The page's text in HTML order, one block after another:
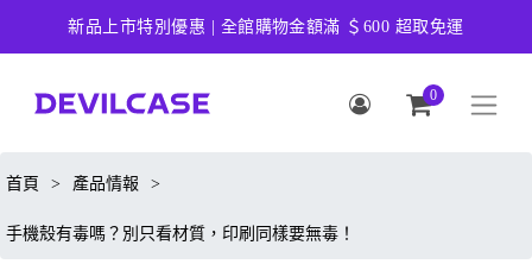
新品上市特別優惠 | 全館購物金額滿 ＄600 超取免運
0
首頁 > 產品情報 >
手機殼有毒嗎？別只看材質，印刷同樣要無毒！